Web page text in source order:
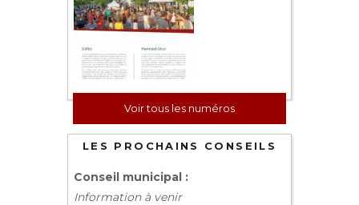
Voir tous les numéros
LES PROCHAINS CONSEILS
Conseil municipal :
Information à venir